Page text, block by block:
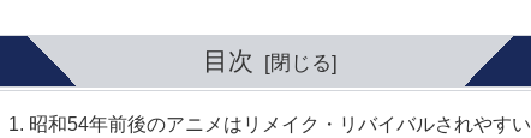
目次
昭和54年前後のアニメはリメイク・リバイバルされやすい